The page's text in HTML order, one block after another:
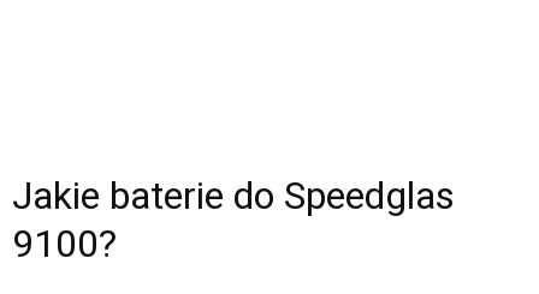
Jakie baterie do Speedglas
9100?